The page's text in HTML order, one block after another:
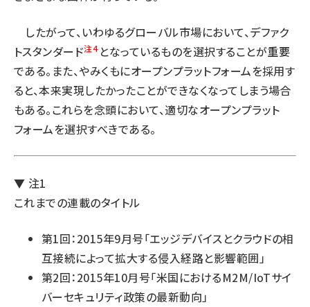
したがって、いわゆるグローバル市場において、デファク
トスタンダード注4 となっているものを選択することが重要
である。また、やみくもにオープンプラットフォームを採用す
ると、本来実現したかったことができなくなってしまう場合
もある。これらを念頭において、適切なオープンプラット
フォームを選択すべきである。
▼ 注1
これまでの連載のタイトル
第1回：2015年9月号「エッジデバイスとクラウドの相
互接続によって拡大する侵入経路と影響範囲」
第2回：2015年10月号「米国におけるM2M/IoTサイ
バーセキュリティ政策の最新動向」